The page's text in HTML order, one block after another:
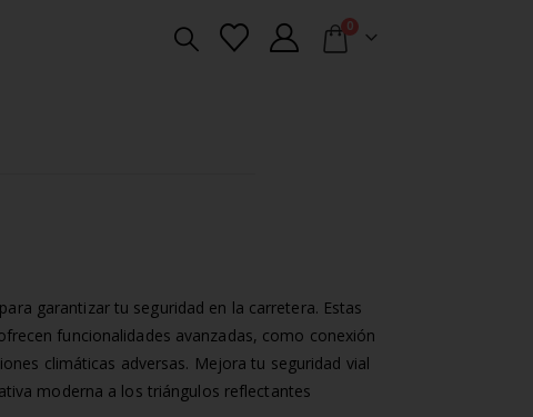
0
garantizar tu seguridad en la carretera. Estas
funcionalidades avanzadas, como conexión
climáticas adversas. Mejora tu seguridad vial
moderna a los triángulos reflectantes